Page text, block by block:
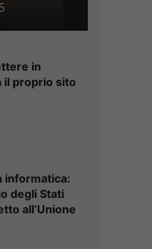
in
il proprio sito
informatica:
degli Stati
all’Unione